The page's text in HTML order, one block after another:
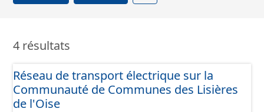
4 résultats
Réseau de transport électrique sur la
Communauté de Communes des Lisières
de l'Oise